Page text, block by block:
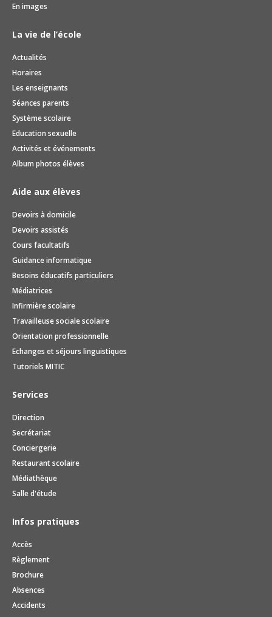
En images
La vie de l’école
Actualités
Horaires
Les enseignants
Séances parents
Système scolaire
Education sexuelle
Activités et événements
Album photos élèves
Aide aux élèves
Devoirs à domicile
Devoirs assistés
Cours facultatifs
Guidance informatique
Besoins éducatifs particuliers
Médiatrices
Infirmière scolaire
Travailleuse sociale scolaire
Orientation professionnelle
Echanges et séjours linguistiques
Tutoriels MITIC
Services
Direction
Secrétariat
Conciergerie
Restaurant scolaire
Médiathèque
Salle d'étude
Infos pratiques
Accès
Règlement
Brochure
Absences
Accidents